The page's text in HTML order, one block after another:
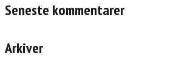
Seneste kommentarer
Arkiver